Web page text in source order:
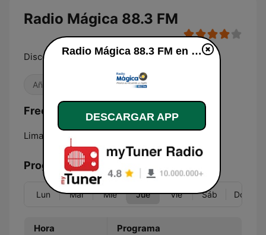
Radio Mágica 88.3 FM
Discos de Oro en Inglés
Años 80
Frecuencias Radio Mágica 88.3 FM:
Lima: 88.3 FM
Programación
Lun Mar Mié Jue Vie Sáb Dom
Hora Programa
Radio Mágica 88.3 FM en vivo
DESCARGAR APP